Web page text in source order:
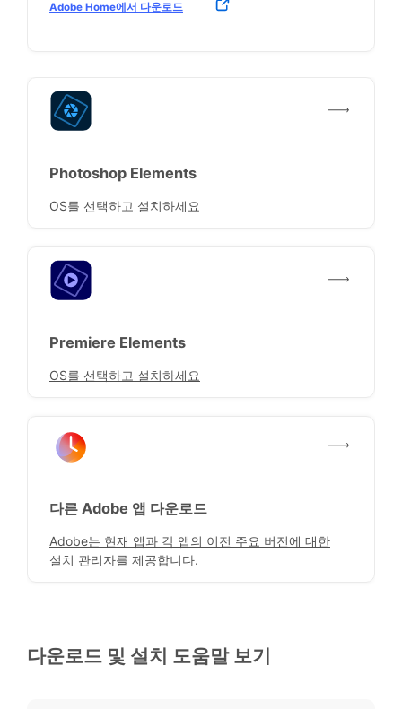
Adobe Home에서 다운로드
Photoshop Elements
OS를 선택하고 설치하세요
Premiere Elements
OS를 선택하고 설치하세요
다른 Adobe 앱 다운로드
Adobe는 현재 앱과 각 앱의 이전 주요 버전에 대한
설치 관리자를 제공합니다.
다운로드 및 설치 도움말 보기